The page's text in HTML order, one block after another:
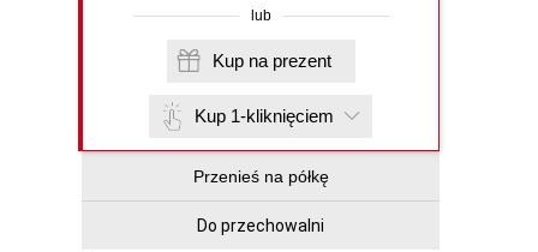
lub
Kup na prezent
Kup 1-kliknięciem
Przenieś na półkę
Do przechowalni